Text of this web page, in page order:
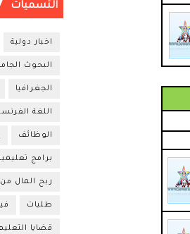
التسميات
اخبار دولية
البحوث
الجغرافيا
اللغة
الوظائف
برامج
ربح المال من
طلبات
قضايا